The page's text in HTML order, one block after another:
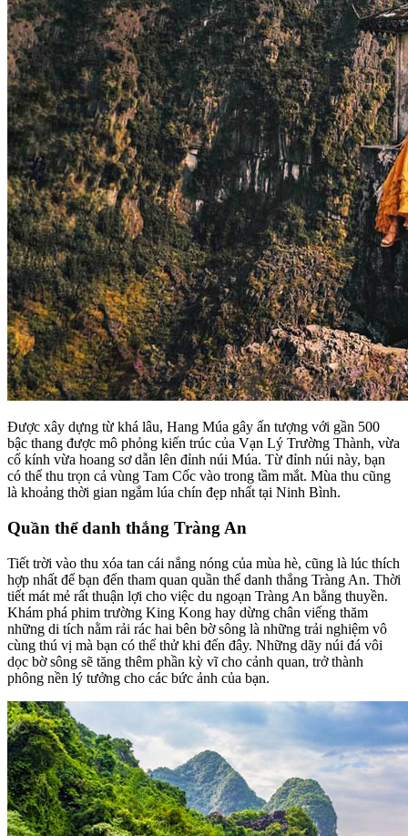
Được xây dựng từ khá lâu, Hang Múa gây ấn tượng với gần 500
bậc thang được mô phỏng kiến trúc của Vạn Lý Trường Thành, vừa
cổ kính vừa hoang sơ dẫn lên đỉnh núi Múa. Từ đỉnh núi này, bạn
có thể thu trọn cả vùng Tam Cốc vào trong tầm mắt. Mùa thu cũng
là khoảng thời gian ngắm lúa chín đẹp nhất tại Ninh Bình.
Quần thể danh thắng Tràng An
Tiết trời vào thu xóa tan cái nắng nóng của mùa hè, cũng là lúc thích
hợp nhất để bạn đến tham quan quần thể danh thắng Tràng An. Thời
tiết mát mẻ rất thuận lợi cho việc du ngoạn Tràng An bằng thuyền.
Khám phá phim trường King Kong hay dừng chân viếng thăm
những di tích nằm rải rác hai bên bờ sông là những trải nghiệm vô
cùng thú vị mà bạn có thể thử khi đến đây. Những dãy núi đá vôi
dọc bờ sông sẽ tăng thêm phần kỳ vĩ cho cảnh quan, trở thành
phông nền lý tưởng cho các bức ảnh của bạn.